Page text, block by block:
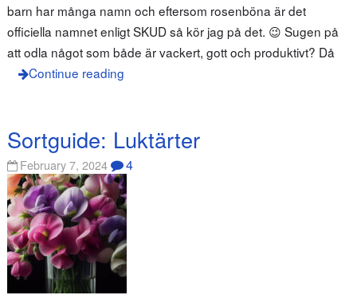
barn har många namn och eftersom rosenböna är det
officiella namnet enligt SKUD så kör jag på det. 😉 Sugen på
att odla något som både är vackert, gott och produktivt? Då
Continue reading
Sortguide: Luktärter
February 7, 2024 4